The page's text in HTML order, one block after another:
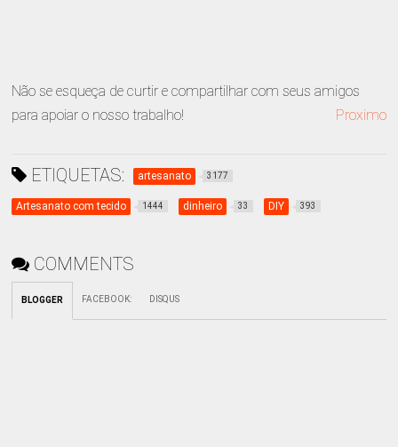
Não se esqueça de curtir e compartilhar com seus amigos
para apoiar o nosso trabalho!
Proximo
ETIQUETAS: artesanato 3177
Artesanato com tecido 1444 dinheiro 33 DIY 393
COMMENTS
BLOGGER FACEBOOK: DISQUS